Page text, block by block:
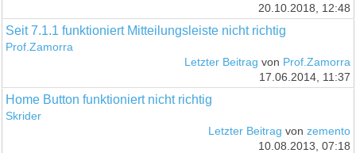
20.10.2018, 12:48
Seit 7.1.1 funktioniert Mitteilungsleiste nicht richtig
Prof.Zamorra
Letzter Beitrag von Prof.Zamorra
17.06.2014, 11:37
Home Button funktioniert nicht richtig
Skrider
Letzter Beitrag von zemento
10.08.2013, 07:18